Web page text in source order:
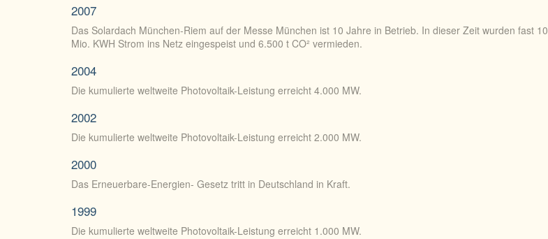
2007
Das Solardach München-Riem auf der Messe München ist 10 Jahre in Betrieb. In dieser Zeit wurden fast 10
Mio. KWH Strom ins Netz eingespeist und 6.500 t CO² vermieden.
2004
Die kumulierte weltweite Photovoltaik-Leistung erreicht 4.000 MW.
2002
Die kumulierte weltweite Photovoltaik-Leistung erreicht 2.000 MW.
2000
Das Erneuerbare-Energien- Gesetz tritt in Deutschland in Kraft.
1999
Die kumulierte weltweite Photovoltaik-Leistung erreicht 1.000 MW.